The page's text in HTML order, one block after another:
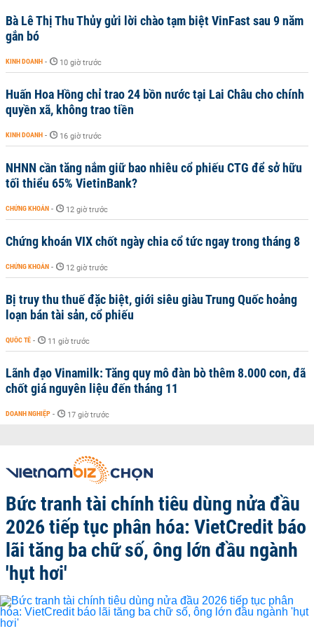
Bà Lê Thị Thu Thủy gửi lời chào tạm biệt VinFast sau 9 năm
gắn bó
KINH DOANH - 10 giờ trước
Huấn Hoa Hồng chỉ trao 24 bồn nước tại Lai Châu cho chính
quyền xã, không trao tiền
KINH DOANH - 16 giờ trước
NHNN cần tăng nắm giữ bao nhiêu cổ phiếu CTG để sở hữu
tối thiểu 65% VietinBank?
CHỨNG KHOÁN - 12 giờ trước
Chứng khoán VIX chốt ngày chia cổ tức ngay trong tháng 8
CHỨNG KHOÁN - 12 giờ trước
Bị truy thu thuế đặc biệt, giới siêu giàu Trung Quốc hoảng
loạn bán tài sản, cổ phiếu
QUỐC TẾ - 11 giờ trước
Lãnh đạo Vinamilk: Tăng quy mô đàn bò thêm 8.000 con, đã
chốt giá nguyên liệu đến tháng 11
DOANH NGHIỆP - 17 giờ trước
Bức tranh tài chính tiêu dùng nửa đầu
2026 tiếp tục phân hóa: VietCredit báo
lãi tăng ba chữ số, ông lớn đầu ngành
'hụt hơi'